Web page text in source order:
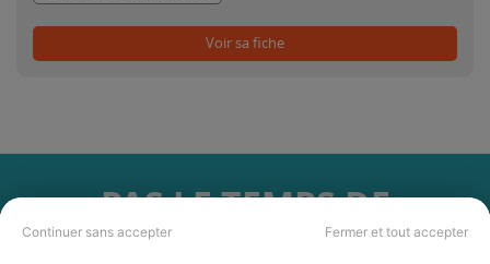
Continuer sans accepter Fermer et tout accepter
Voir sa fiche
PAS LE TEMPS DE
CHERCHER ?